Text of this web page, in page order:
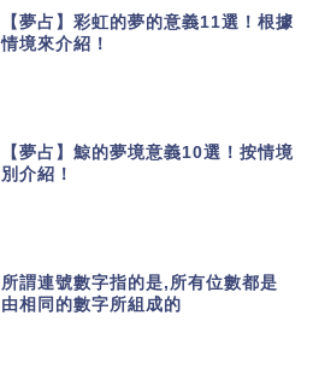
【夢占】彩虹的夢的意義11選！根據
情境來介紹！
【夢占】鯨的夢境意義10選！按情境
別介紹！
所謂連號數字指的是,所有位數都是
由相同的數字所組成的